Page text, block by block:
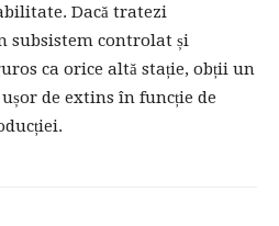
Dacă tratezi
subsistem controlat și
ca orice altă stație, obții un
de extins în funcție de